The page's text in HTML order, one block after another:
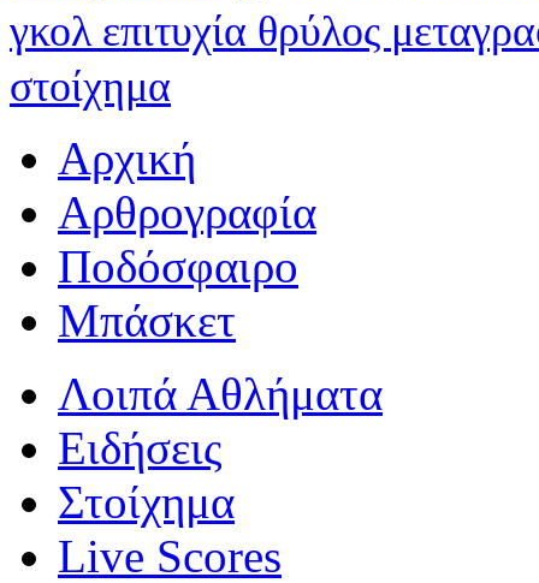
γκολ επιτυχία θρύλος
στοίχημα
Αρχική
Αρθρογραφία
Ποδόσφαιρο
Μπάσκετ
Λοιπά Αθλήματα
Ειδήσεις
Στοίχημα
Live Scores